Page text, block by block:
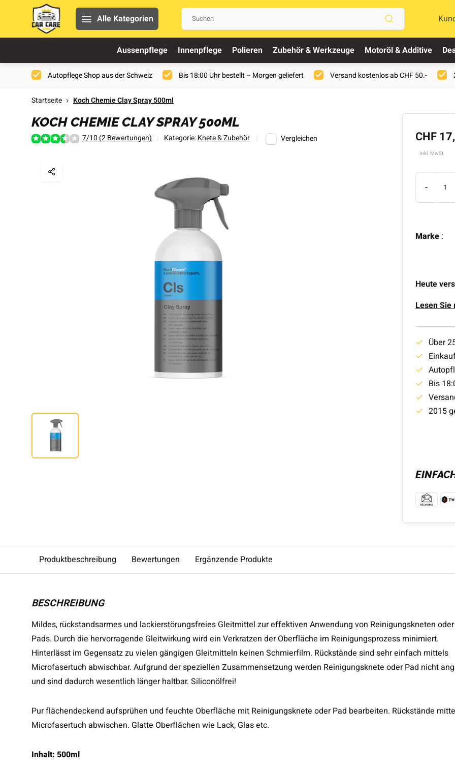
Alle Kategorien
Aussenpflege Innenpflege Polieren Zubehör & Werkzeuge Motoröl & Additive
Autopflege Shop aus der Schweiz Bis 18:00 Uhr bestellt – Morgen geliefert Versand kostenlos ab CHF 50.-
Startseite Koch Chemie Clay Spray 500ml
KOCH CHEMIE CLAY SPRAY 500ML
7/10 (2 Bewertungen) Kategorie:Knete & Zubehör Vergleichen CHF
Inkl. MwSt.
-
Marke :
Heute
Lesen Sie
Über
Bis
2015
Produktbeschreibung Bewertungen Ergänzende Produkte
BESCHREIBUNG
Mildes, rückstandsarmes und lackierstörungsfreies Gleitmittel zur effektiven Anwendung von Reinigungskneten oder
Pads. Durch die hervorragende Gleitwirkung wird ein Verkratzen der Oberfläche im Reinigungsprozess minimiert.
Hinterlässt im Gegensatz zu vielen gängigen Gleitmitteln keinen Schmierfilm. Rückstände sind sehr einfach mittels
Microfasertuch abwischbar. Aufgrund der speziellen Zusammensetzung werden Reinigungsknete oder Pad nicht
und sind dadurch wesentlich länger haltbar. Siliconölfrei!
Pur flächendeckend aufsprühen und feuchte Oberfläche mit Reinigungsknete oder Pad bearbeiten. Rückstände
Microfasertuch abwischen. Glatte Oberflächen wie Lack, Glas etc.
Inhalt: 500ml